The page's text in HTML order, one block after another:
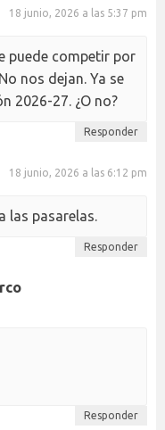
18 junio, 2026 a las 5:37 pm
puede competir por
nos dejan. Ya se
2026-27. ¿O no?
Responder
18 junio, 2026 a las 6:12 pm
las pasarelas.
Responder
Responder